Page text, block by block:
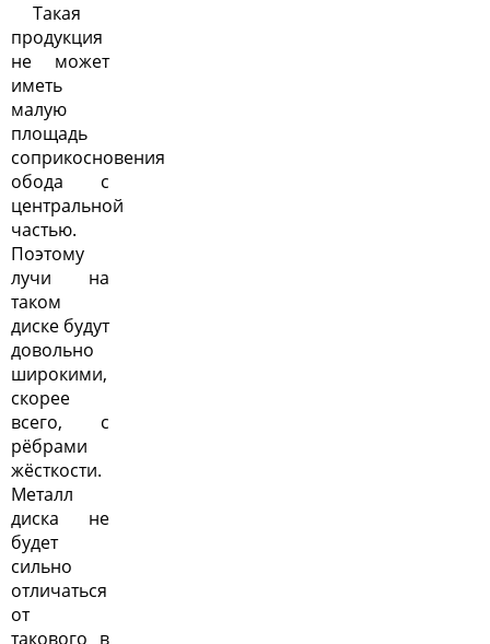
Такая
продукция
не может
иметь
малую
площадь
соприкосновения
обода с
центральной
частью.
Поэтому
лучи на
таком
диске будут
довольно
широкими,
скорее
всего, с
рёбрами
жёсткости.
Металл
диска не
будет
сильно
отличаться
от
такового в